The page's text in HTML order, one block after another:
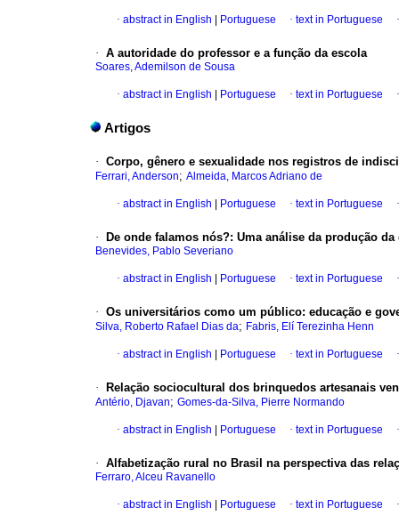
· abstract in English Portuguese · text in Portuguese
· A autoridade do professor e a função da escola
Soares, Ademilson de Sousa
· abstract in English Portuguese · text in Portuguese
Artigos
· Corpo, gênero e sexualidade nos registros de
Ferrari, Anderson; Almeida, Marcos Adriano de
· abstract in English Portuguese · text in Portuguese
· De onde falamos nós?: Uma análise da produção
Benevides, Pablo Severiano
· abstract in English Portuguese · text in Portuguese
· Os universitários como um público: educação e
Silva, Roberto Rafael Dias da; Fabris, Elí Terezinha Henn
· abstract in English Portuguese · text in Portuguese
· Relação sociocultural dos brinquedos artesanais
Antério, Djavan; Gomes-da-Silva, Pierre Normando
· abstract in English Portuguese · text in Portuguese
· Alfabetização rural no Brasil na perspectiva das
Ferraro, Alceu Ravanello
· abstract in English Portuguese · text in Portuguese